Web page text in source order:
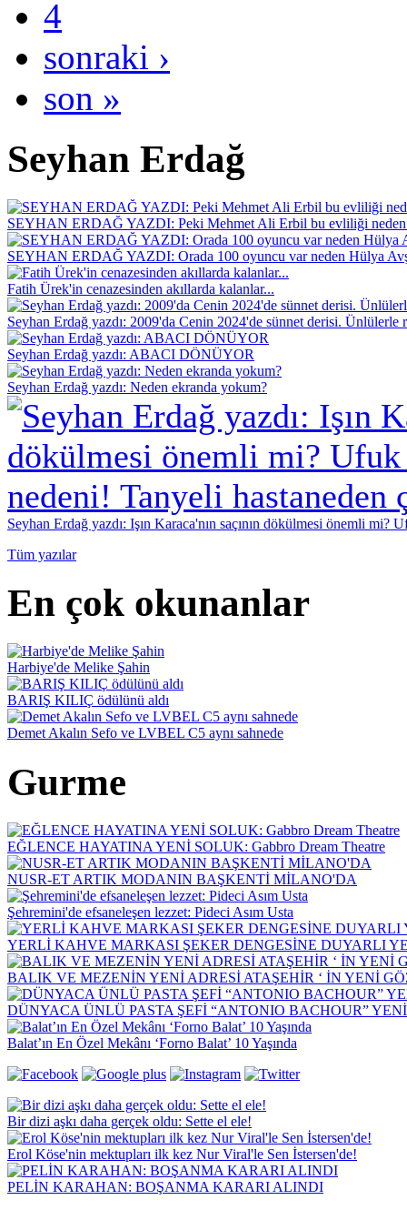
4
sonraki ›
son »
Seyhan Erdağ
SEYHAN ERDAĞ YAZDI: Peki Mehmet Ali Erbil bu evliliği neden
SEYHAN ERDAĞ YAZDI: Orada 100 oyuncu var neden Hülya
Fatih Ürek'in cenazesinden akıllarda kalanlar...
Seyhan Erdağ yazdı: 2009'da Cenin 2024'de sünnet derisi.
Seyhan Erdağ yazdı: ABACI DÖNÜYOR
Seyhan Erdağ yazdı: Neden ekranda yokum?
Seyhan Erdağ yazdı: Işın Karaca'nın saçının dökülmesi önemli mi?
Tüm yazılar
En çok okunanlar
Harbiye'de Melike Şahin
BARIŞ KILIÇ ödülünü aldı
Demet Akalın Sefo ve LVBEL C5 aynı sahnede
Gurme
EĞLENCE HAYATINA YENİ SOLUK: Gabbro Dream Theatre
NUSR-ET ARTIK MODANIN BAŞKENTİ MİLANO'DA
Şehremini'de efsaneleşen lezzet: Pideci Asım Usta
YERLİ KAHVE MARKASI ŞEKER DENGESİNE DUYARLI
BALIK VE MEZENİN YENİ ADRESİ ATAŞEHİR ‘ İN YENİ
DÜNYACA ÜNLÜ PASTA ŞEFİ “ANTONIO BACHOUR”
Balat’ın En Özel Mekânı ‘Forno Balat’ 10 Yaşında
Bir dizi aşkı daha gerçek oldu: Sette el ele!
Erol Köse'nin mektupları ilk kez Nur Viral'le Sen İstersen'de!
PELİN KARAHAN: BOŞANMA KARARI ALINDI